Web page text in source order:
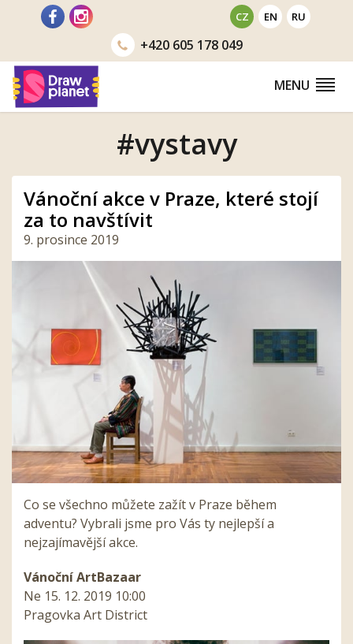
CZ EN RU
+420605 178 049
MENU
#vystavy
Vánoční akce v Praze, které stojí
za to navštívit
9. prosince 2019
Co se všechno můžete zažít v Praze během
adventu? Vybrali jsme pro Vás ty nejlepší a
nejzajímavější akce.
Vánoční ArtBazaar
Ne 15. 12. 2019 10:00
Pragovka Art District